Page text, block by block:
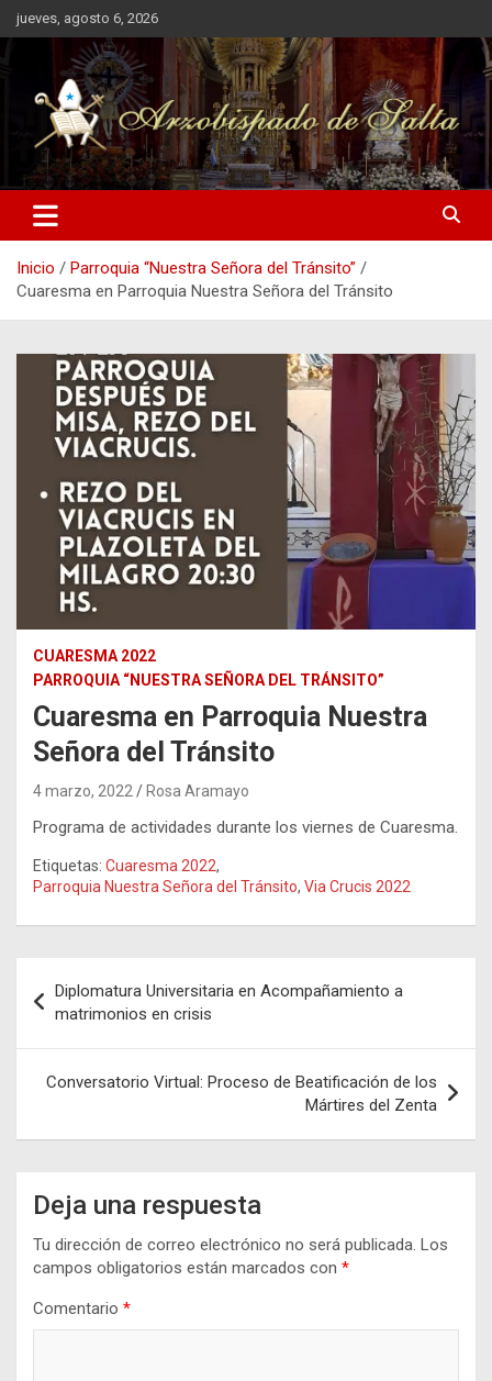
Saltar
al
contenido
jueves, agosto 6, 2026
Inicio
Parroquia “Nuestra Señora del Tránsito”
Cuaresma en Parroquia Nuestra Señora del Tránsito
CUARESMA 2022
PARROQUIA “NUESTRA SEÑORA DEL TRÁNSITO”
Cuaresma en Parroquia Nuestra
Señora del Tránsito
4 marzo, 2022 Rosa Aramayo
Programa de actividades durante los viernes de Cuaresma.
Etiquetas: Cuaresma 2022,
Parroquia Nuestra Señora del Tránsito, Via Crucis 2022
de
entradas
Diplomatura Universitaria en Acompañamiento a
matrimonios en crisis
Conversatorio Virtual: Proceso de Beatificación de los
Mártires del Zenta
Deja una respuesta
Tu dirección de correo electrónico no será publicada. Los
campos obligatorios están marcados con *
Comentario *